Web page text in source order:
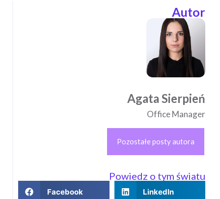
Autor
Agata Sierpień
Office Manager
Pozostałe posty autora
Powiedz o tym światu
Facebook LinkedIn